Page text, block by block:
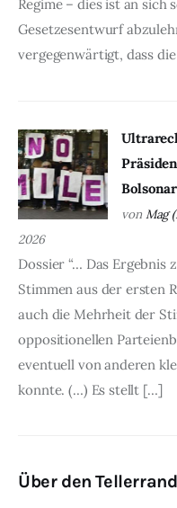
Regime – dies ist an sich
Gesetzesentwurf
vergegenwärtigt, dass
von Mag
2026
Dossier “… Das Ergebnis
Stimmen aus der ersten
auch die Mehrheit der
oppositionellen
eventuell von anderen
konnte. (…) Es stellt […]
Über den Tellerrand